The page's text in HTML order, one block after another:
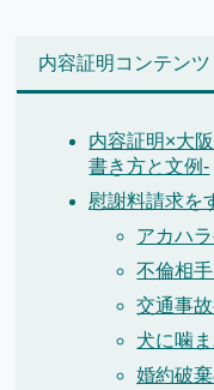
内容証明コンテンツ
内容証明×大
書き方と文例-
慰謝料請求を
アカハ
不倫相
交通事
犬に噛
婚約破